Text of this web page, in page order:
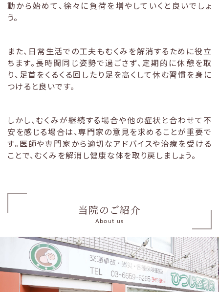
動から始めて、徐々に負荷を増やしていくと良いでしょ
う。
また、日常生活での工夫もむくみを解消するために役立
ちます。長時間同じ姿勢で過ごさず、定期的に休憩を取
り、足首をくるくる回したり足を高くして休む習慣を身に
つけると良いです。
しかし、むくみが継続する場合や他の症状と合わせて不
安を感じる場合は、専門家の意見を求めることが重要で
す。医師や専門家から適切なアドバイスや治療を受ける
ことで、むくみを解消し健康な体を取り戻しましょう。
当院のご紹介
About us